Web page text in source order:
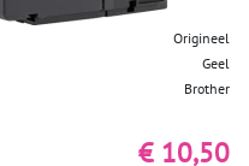
Origineel
Geel
Brother
€ 10,50